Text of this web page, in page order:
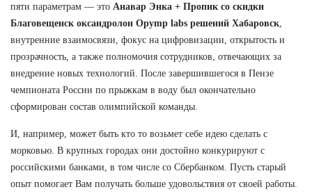
пяти параметрам — это Анавар Энка + Пропик со скидки
Благовещенск оксандролон Opymp labs решений Хабаровск
внутренние взаимосвязи, фокус на цифровизации, открытость и
прозрачность, а также полномочия сотрудников, отвечающих за
внедрение новых технологий. После завершившегося в Пензе
чемпионата России по прыжкам в воду был окончательно
сформирован состав олимпийской команды.
И, например, может быть кто то возьмет себе идею сделать с
морковью. В крупных городах они достойно конкурируют с
российскими банками, в том числе со Сбербанком. Пусть старый
опыт помогает Вам получать больше удовольствия от своей работы.